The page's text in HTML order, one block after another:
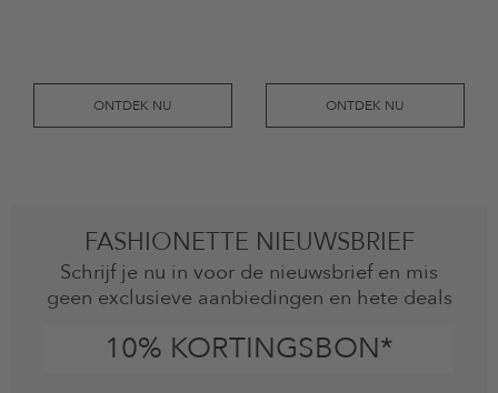
ONTDEK NU ONTDEK NU
FASHIONETTE NIEUWSBRIEF
Schrijf je nu in voor de nieuwsbrief en mis
geen exclusieve aanbiedingen en hete deals
10% KORTINGSBON*